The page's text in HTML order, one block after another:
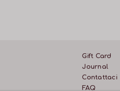
Gift Card
Journal
Contattaci
FAQ